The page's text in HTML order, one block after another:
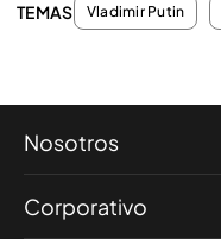
TEMAS Vladimir Putin
Nosotros
Corporativo